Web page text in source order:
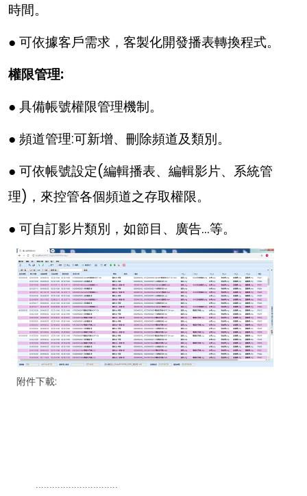
時間。
● 可依據客戶需求，客製化開發播表轉換程式。
權限管理:
● 具備帳號權限管理機制。
● 頻道管理:可新增、刪除頻道及類別。
● 可依帳號設定(編輯播表、編輯影片、系統管
理)，來控管各個頻道之存取權限。
● 可自訂影片類別，如節目、廣告...等。
附件下載: